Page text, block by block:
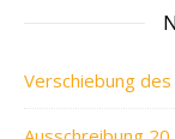
Verschiebung